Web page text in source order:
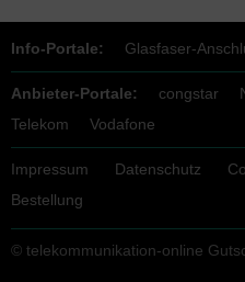
Info-Portale: Glasfaser-
Anbieter-Portale: congstar
Telekom
Vodafone
Impressum Datenschutz
Bestellung
© telekommunikation-online